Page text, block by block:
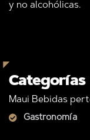
y no alcohólicas.
Categorías
Maui Bebidas
Gastronomía